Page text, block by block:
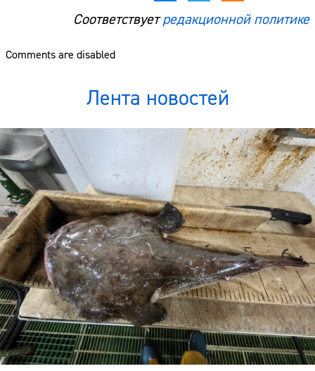
Соответствуетредакционной политике
Comments are disabled
Лента новостей